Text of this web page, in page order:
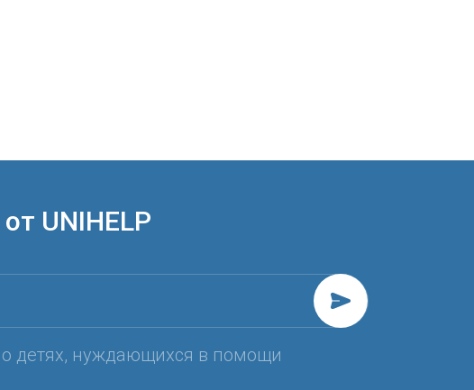
UNIHELP
детях, нуждающихся в помощи